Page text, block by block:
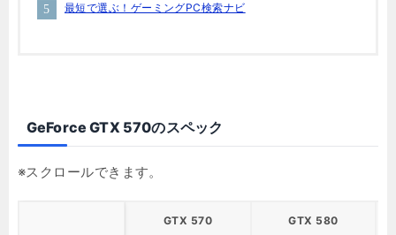
最短で選ぶ！ゲーミングPC検索ナビ
GeForce GTX 570のスペック
GTX 570 GTX 580